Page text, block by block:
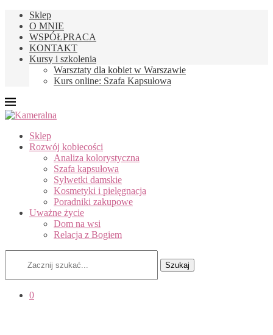
Sklep
O MNIE
WSPÓŁPRACA
KONTAKT
Kursy i szkolenia
Warsztaty dla kobiet w Warszawie
Kurs online: Szafa Kapsułowa
Sklep
Rozwój kobiecości
Analiza kolorystyczna
Szafa kapsułowa
Sylwetki damskie
Kosmetyki i pielęgnacja
Poradniki zakupowe
Uważne życie
Dom na wsi
Relacja z Bogiem
Szukaj
0